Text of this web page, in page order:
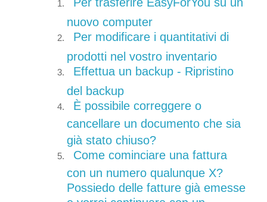
nuovo computer
Per modificare i quantitativi di
prodotti nel vostro inventario
Effettua un backup - Ripristino
del backup
È possibile correggere o
cancellare un documento che sia
già stato chiuso?
Come cominciare una fattura
con un numero qualunque X?
Possiedo delle fatture già emesse